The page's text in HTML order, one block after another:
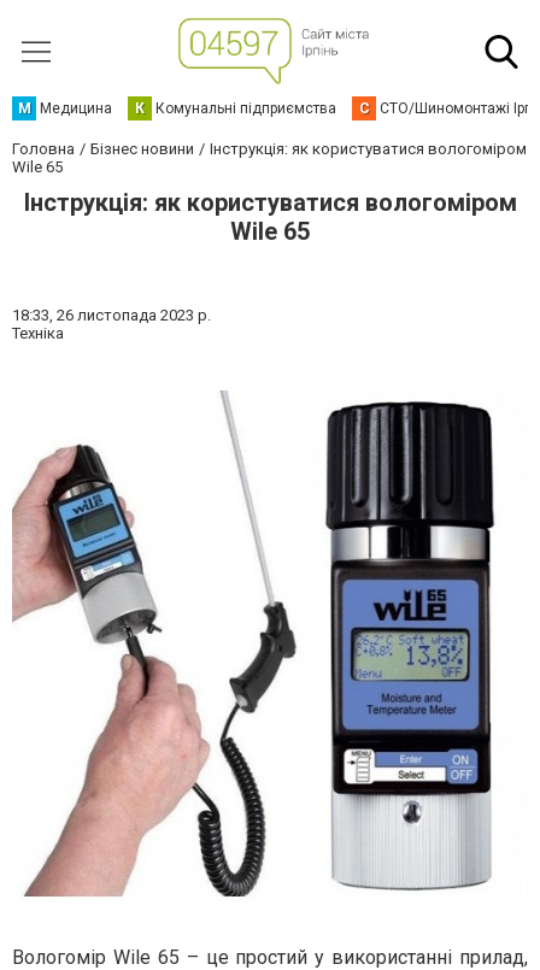
М Медицина К Комунальні підприємства С СТО/Шиномонтажі
Головна Бізнес новини
Інструкція: як користуватися вологоміром
Wile 65
Інструкція: як користуватися вологоміром
Wile 65
18:33, 26 листопада 2023 р.
Техніка
Вологомір Wile 65 – це простий у використанні прилад,